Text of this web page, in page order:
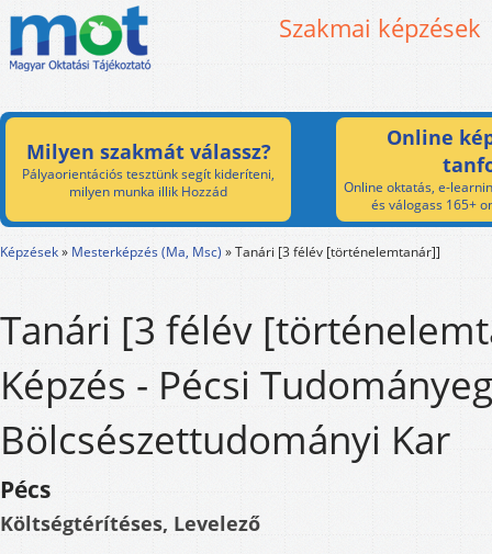
Szakmai képzések
Milyen szakmát válassz?
Pályaorientációs tesztünk segít kideríteni,
milyen munka illik Hozzád
Online
Online oktatás, e-
és válogass 165+
Képzések» Mesterképzés (Ma, Msc) »Tanári [3 félév [történelemtanár]]
Tanári [3 félév
Képzés - Pécsi
Bölcsészettudományi Kar
Pécs
Költségtérítéses, Levelező